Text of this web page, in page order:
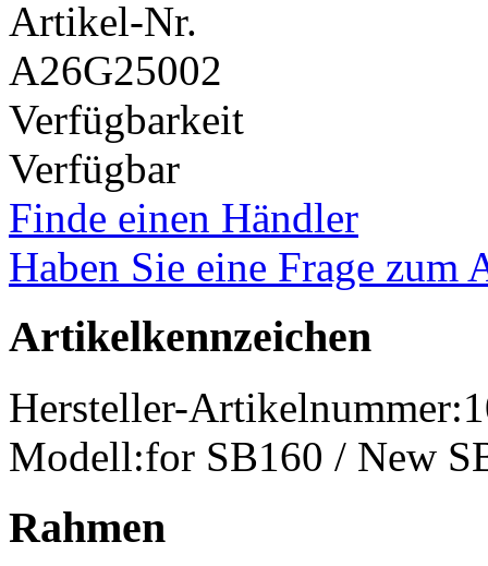
Artikel-Nr.
A26G25002
Verfügbarkeit
Verfügbar
Finde einen Händler
Haben Sie eine Frage zum
Artikelkennzeichen
Hersteller-Artikelnummer:
Modell:for SB160 / New
Rahmen